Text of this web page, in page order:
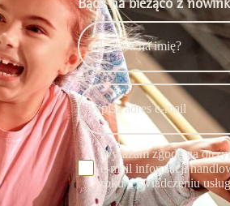
Bądź na bieżąco z
Wyrażam zgodę na
e-mail informacji
roku o świadczeniu